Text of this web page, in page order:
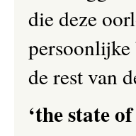
die deze
persoonlijke
de rest van
‘the state